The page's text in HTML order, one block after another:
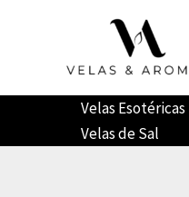
Velas Esotéricas
Velas de Sal